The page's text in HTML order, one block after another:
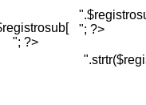
"; ?>
"; ?>